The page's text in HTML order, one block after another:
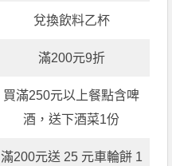
兌換飲料乙杯
滿200元9折
買滿250元以上餐點含啤
酒，送下酒菜1份
滿200元送 25 元車輪餅 1